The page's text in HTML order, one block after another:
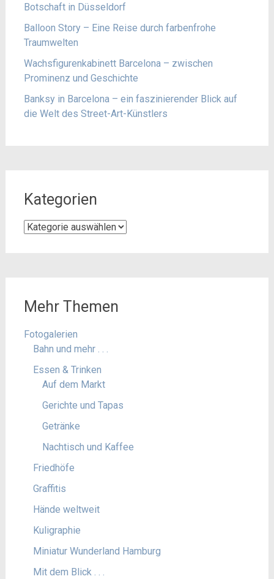
Botschaft in Düsseldorf
Balloon Story – Eine Reise durch farbenfrohe
Traumwelten
Wachsfigurenkabinett Barcelona – zwischen
Prominenz und Geschichte
Banksy in Barcelona – ein faszinierender Blick auf
die Welt des Street-Art-Künstlers
Kategorien
Kategorien
Mehr Themen
Fotogalerien
Bahn und mehr . . .
Essen & Trinken
Auf dem Markt
Gerichte und Tapas
Getränke
Nachtisch und Kaffee
Friedhöfe
Graffitis
Hände weltweit
Kuligraphie
Miniatur Wunderland Hamburg
Mit dem Blick . . .